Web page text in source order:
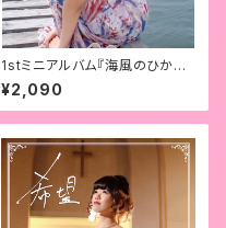
1stミニアルバム『海風のひか
り。』
¥2,090